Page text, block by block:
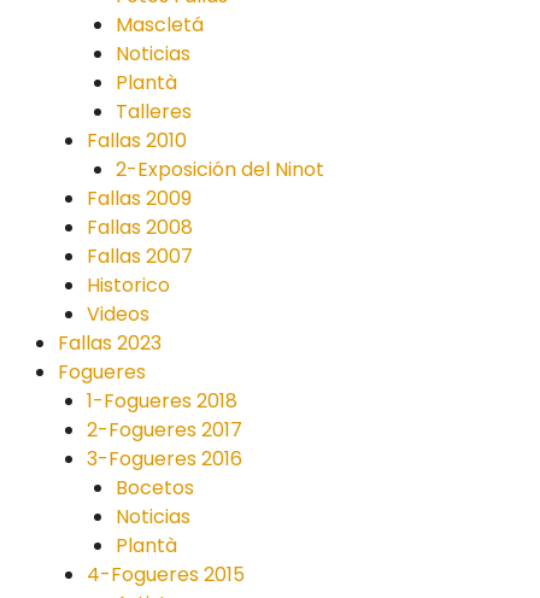
Mascletá
Noticias
Plantà
Talleres
Fallas 2010
2-Exposición del Ninot
Fallas 2009
Fallas 2008
Fallas 2007
Historico
Videos
Fallas 2023
Fogueres
1-Fogueres 2018
2-Fogueres 2017
3-Fogueres 2016
Bocetos
Noticias
Plantà
4-Fogueres 2015